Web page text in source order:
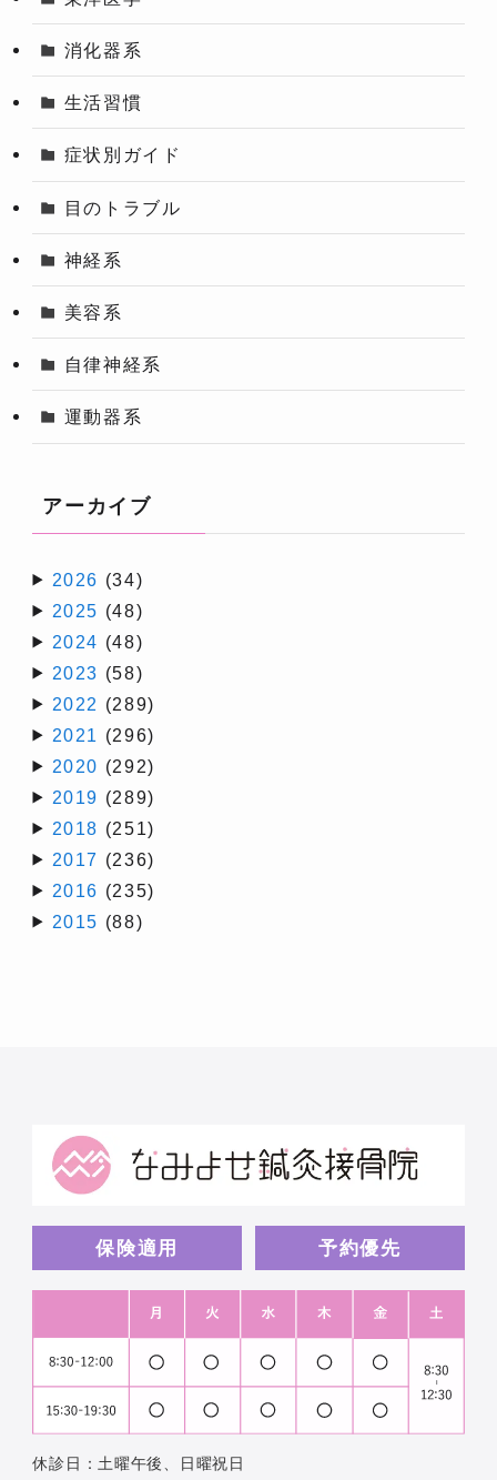
消化器系
生活習慣
症状別ガイド
目のトラブル
神経系
美容系
自律神経系
運動器系
アーカイブ
2026 (34)
2025 (48)
2024 (48)
2023 (58)
2022 (289)
2021
(296)
2020 (292)
2019 (289)
2018 (251)
2017 (236)
2016 (235)
2015 (88)
保険適用 予約優先
休診日：土曜午後、日曜祝日